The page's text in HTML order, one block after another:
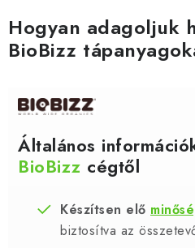
MIKROZÖLDEK
Webáruház értékelése
Általános Üzleti Feltételek
Hogyan adagoljuk
BioBizz
Általános
BioBizz cégtől
Készítsen elő
biztosítva az